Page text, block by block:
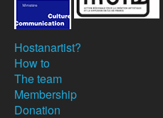
Hostanartist?
How to
The team
Membership
Donation